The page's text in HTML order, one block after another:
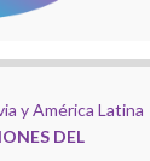
y América Latina
DEL